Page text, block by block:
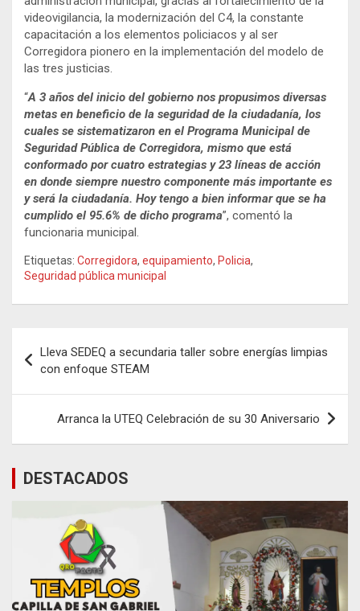
videovigilancia, la modernización del C4, la constante
capacitación a los elementos policiacos y al ser
Corregidora pionero en la implementación del modelo de
las tres justicias.
“A 3 años del inicio del gobierno nos propusimos diversas
metas en beneficio de la seguridad de la ciudadanía, los
cuales se sistematizaron en el Programa Municipal de
Seguridad Pública de Corregidora, mismo que está
conformado por cuatro estrategias y 23 líneas de acción
en donde siempre nuestro componente más importante es
y será la ciudadanía. Hoy tengo a bien informar que se ha
cumplido el 95.6% de dicho programa”, comentó la
funcionaria municipal.
Etiquetas: Corregidora, equipamiento, Policia,
Seguridad pública municipal
de
entradas
Lleva SEDEQ a secundaria taller sobre energías limpias
con enfoque STEAM
Arranca la UTEQ Celebración de su 30 Aniversario
DESTACADOS